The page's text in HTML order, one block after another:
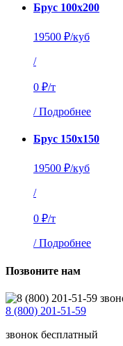
Брус 100х200
19500 ₽/куб
/
0 ₽/т
/ Подробнее
Брус 150х150
19500 ₽/куб
/
0 ₽/т
/ Подробнее
Позвоните нам
8 (800) 201-51-59
звонок бесплатный